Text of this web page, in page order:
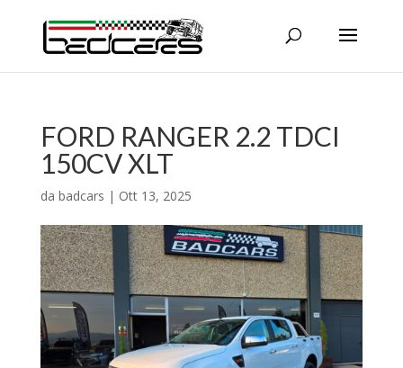
FORD RANGER 2.2 TDCI
150CV XLT
da badcars | Ott 13, 2025